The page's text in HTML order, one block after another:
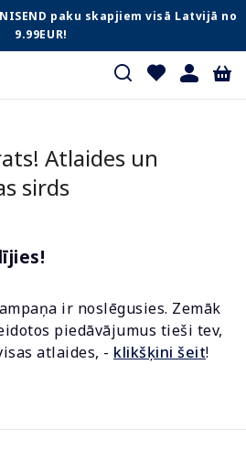
paku skapjiem visā Latvijā no
9.99EUR!
Atlaides un
sirds